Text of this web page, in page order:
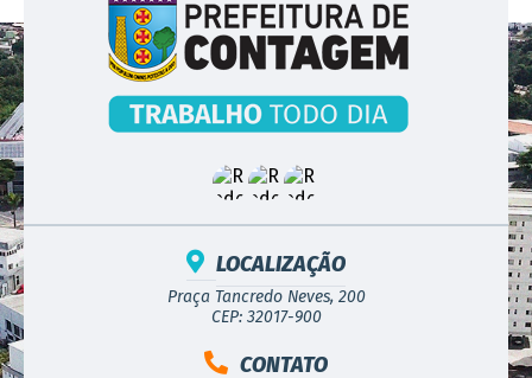
LOCALIZAÇÃO
Praça Tancredo Neves, 200
CEP: 32017-900
CONTATO